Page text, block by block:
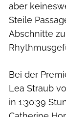
aber
Steile
Abschnitte
Bei der
Lea Straub
in 1:30:39